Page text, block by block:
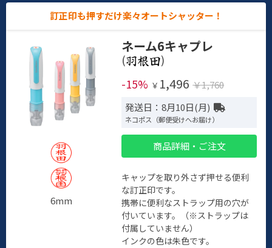
訂正印も押すだけ楽々オートシャッター！
6mm
ネーム6キャプレ
(
)
-15% ￥ 1,496 ￥1,760
発送日：8月10日(月)
ネコポス（郵便受けへお届け）
商品詳細・ご注文
キャップを取り外さず押せる便利
な訂正印です。
携帯に便利なストラップ用の穴が
付いています。（※ストラップは
付属していません）
インクの色は朱色です。